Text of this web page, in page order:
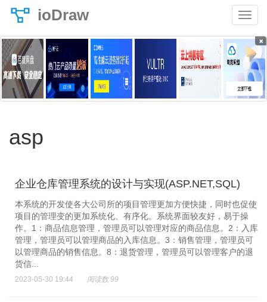
ioDraw
×
asp
企业仓库管理系统的设计与实现(ASP.NET,SQL)
本系统的开发使各大公司所的项目管理更加方便快捷，同时也促使
项目的管理变的更加系统化、有序化。系统界面较友好，易于操
作。1：商品信息管理，管理员可以管理对应的商品信息。2：入库
管理，管理员可以管理商品的入库信息。3：销售管理，管理员可
以管理商品的销售信息。8：退货管理，管理员可以管理客户的退
货信...
2023-05-30 19:44 阅读数 99